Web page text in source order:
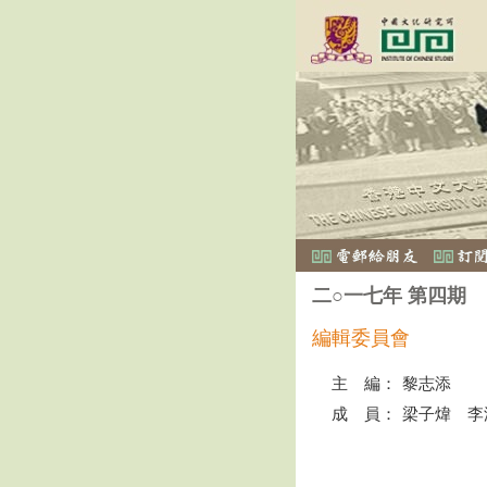
二○一七年 第四期
編輯委員會
主 編：
黎志添
成 員：
梁子煒 李